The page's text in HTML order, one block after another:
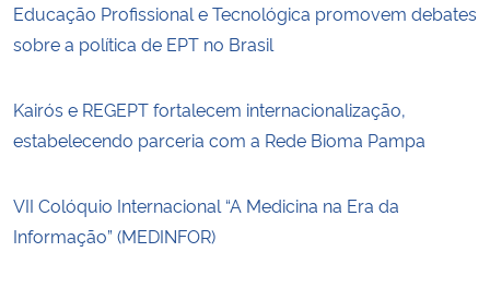
Educação Profissional e Tecnológica promovem debates
sobre a política de EPT no Brasil
Kairós e REGEPT fortalecem internacionalização,
estabelecendo parceria com a Rede Bioma Pampa
VII Colóquio Internacional “A Medicina na Era da
Informação” (MEDINFOR)